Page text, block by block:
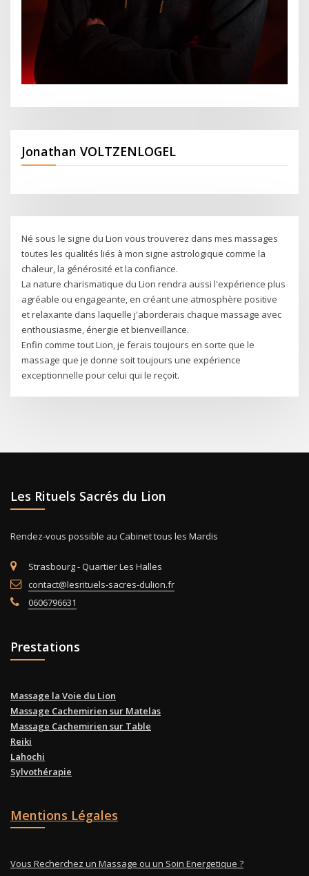
Jonathan VOLTZENLOGEL
Né sous le signe du Lion vous trouverez dans mes massages
toutes les qualités liés à mon signe astrologique comme la
chaleur, la générosité et la confiance.
La nature charismatique du Lion rendra aussi l'expérience plus
agréable ou engageante, en créant une atmosphère positive
et relaxante dans laquelle j'aborderais chaque massage avec
enthousiasme, énergie et bienveillance.
Enfin comme tout Lion, je ferais toujours en sorte que le
massage que je donne soit toujours une expérience
exceptionnelle pour celui qui le reçoit.
Les Rituels Sacrés du Lion
Rendez-vous possible au Cabinet tous les Mardis
Strasbourg - Quartier Les Halles
contact@lesrituels-sacres-dulion.fr
0606796631
Prestations
Massage la Voie du Lion
Massage Cachemirien sur Matelas
Massage Cachemirien sur Table
Reiki
Lahochi
Sylvothérapie
Mentions Légales
Vous Recherchez un Massage ou un Soin Energetique ?